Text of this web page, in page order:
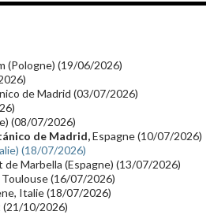
Jarrecast (16) Synthé 80's
Cinéma
(15)
Astronomie (14) (14)
Chine(13)
(Pologne) (19/06/2026)
de Madrid (03/07/2026)
(08/07/2026)
de Madrid,Espagne (10/07/2026)
(18/07/2026)
Marbella (Espagne) (13/07/2026)
Toulouse (16/07/2026)
Italie (18/07/2026)
(21/10/2026)